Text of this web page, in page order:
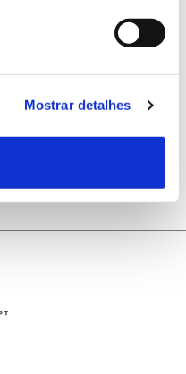
Mostrar detalhes